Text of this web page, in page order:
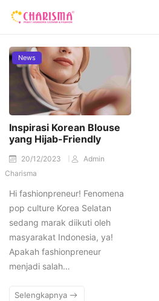
News
Inspirasi Korean Blouse
yang Hijab-Friendly
20/12/2023
Admin
Charisma
Hi fashionpreneur! Fenomena
pop culture Korea Selatan
sedang marak diikuti oleh
masyarakat Indonesia, ya!
Apakah fashionpreneur
menjadi salah…
Selengkapnya